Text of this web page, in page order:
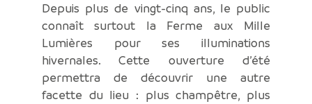
Depuis plus de vingt-cinq ans, le public
connaît surtout la Ferme aux Mille
Lumières pour ses illuminations
hivernales. Cette ouverture d’été
permettra de découvrir une autre
facette du lieu : plus champêtre, plus